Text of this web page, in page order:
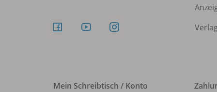
Mein Schreibtisch / Konto